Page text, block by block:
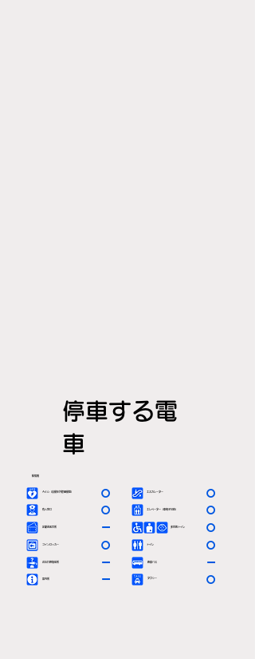
停車する電
車
駅情報
ＡＥＤ（自動体外除細動器）
有人窓口
定期券発売所
エスカレーター
エレベーター（車椅子対応）
多目的トイレ
〇
〇
ー
〇
〇
〇
コインロッカー トイレ
〇 〇
お忘れ物取扱所 ー
案内所 ー タクシー 〇
路線バス ー